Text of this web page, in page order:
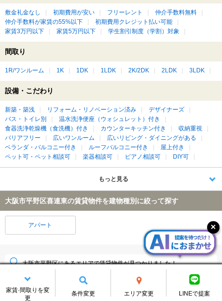
家賃·間取りを変
更
条件変更 エリア変更 LINEで提案
敷金礼金なし 初期費用が安い フリーレント
仲介手数料無料
仲介手数料が家賃の55%以下
初期費用クレジット払い可能
家賃3万円以下
家賃5万円以下 学生割引制度（学割）対象
間取り
1R/ワンルーム 1K 1DK 1LDK 2K/2DK 2LDK 3LDK
設備・こだわり
新築・築浅 リフォーム・リノベーション済み
デザイナーズ
バス・トイレ別
温水洗浄便座（ウォシュレット）付き
食器洗浄乾燥機（食洗機）付き
カウンターキッチン付き
収納重視
バリアフリー
広いワンルーム
広いリビング・ダイニングがある
ベランダ・バルコニー付き
ルーフバルコニー付き
屋上付き
ペット可・ペット相談可
楽器相談可 ピアノ相談可 DIY可
もっと見る
大阪市平野区喜連東の賃貸物件を建物種別に絞って探す
アパート
大阪市平野区にあるエリアで賃貸物件が見つかりました！
大阪市平野区 (2596件)